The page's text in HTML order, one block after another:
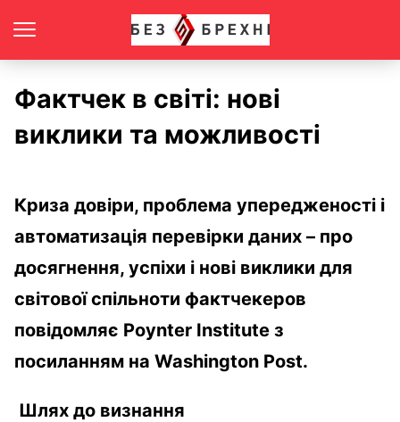
Фактчек в світі: нові
виклики та можливості
Криза довіри, проблема упередженості і
автоматизація перевірки даних – про
досягнення, успіхи і нові виклики для
світової спільноти фактчекеров
повідомляє Poynter Institute з
посиланням на Washington Post.
Шлях до визнання